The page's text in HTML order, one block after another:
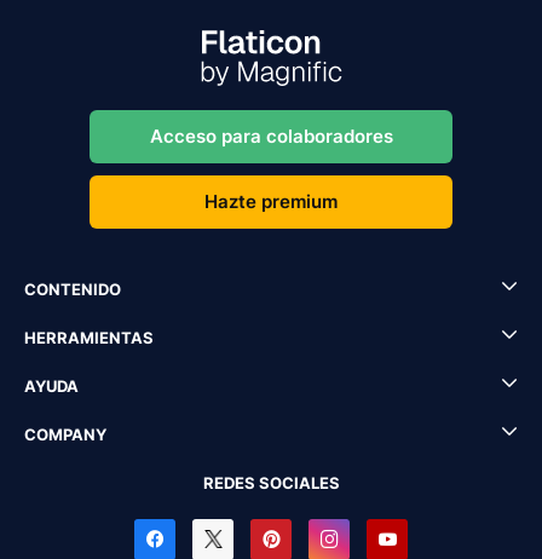
Acceso para colaboradores
Hazte premium
CONTENIDO
HERRAMIENTAS
AYUDA
COMPANY
REDES SOCIALES